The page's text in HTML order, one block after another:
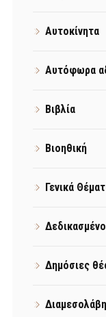
Αυτοκίνητα
Αυτόφωρα
Βιβλία
Βιοηθική
Γενικά
Δεδικασμένο
Δημόσιες